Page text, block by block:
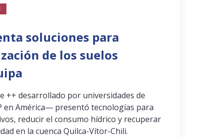
soluciones para
de los suelos
++ desarrollado por universidades de
en América— presentó tecnologías para
reducir el consumo hídrico y recuperar
en la cuenca Quilca-Vítor-Chili.